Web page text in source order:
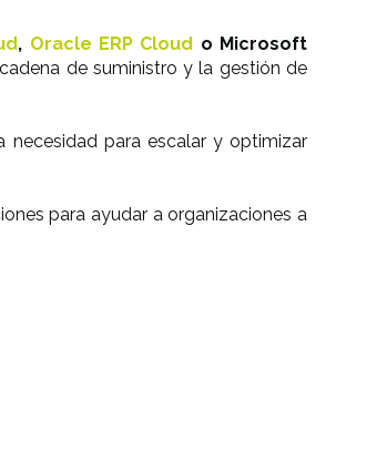
, Oracle ERP Cloud o Microsoft
de suministro y la gestión de
necesidad para escalar y optimizar
para ayudar a organizaciones a